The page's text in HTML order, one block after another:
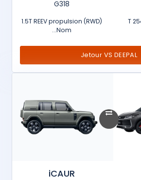
G318
1.5T REEV propulsion (RWD)
Nom...
Jetour VS DEEPAL
iCAUR